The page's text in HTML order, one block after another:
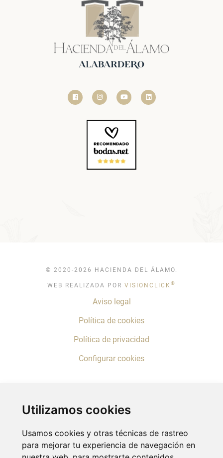
Utilizamos cookies
Usamos cookies y otras técnicas de rastreo
para mejorar tu experiencia de navegación en
© 2020-2026 HACIENDA DEL ÁLAMO.
WEB REALIZADA POR VISIONCLICK®
Aviso legal
Política de cookies
Política de privacidad
Configurar cookies